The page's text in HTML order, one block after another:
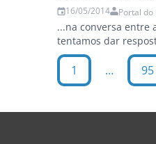
16/05/2014 Portal
...na conversa entre
tentamos dar
1 … 95